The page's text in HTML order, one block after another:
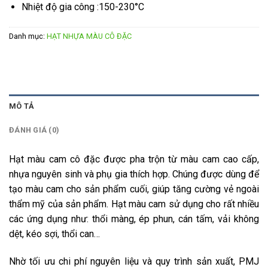
Nhiệt độ gia công :150-230°C
Danh mục: HẠT NHỰA MÀU CÔ ĐẶC
MÔ TẢ
ĐÁNH GIÁ (0)
Hạt màu cam cô đặc được pha trộn từ màu cam cao cấp,
nhựa nguyên sinh và phụ gia thích hợp. Chúng được dùng để
tạo màu cam cho sản phẩm cuối, giúp tăng cường vẻ ngoài
thẩm mỹ của sản phẩm. Hạt màu cam sử dụng cho rất nhiều
các ứng dụng như: thổi màng, ép phun, cán tấm, vải không
dệt, kéo sợi, thổi can…
Nhờ tối ưu chi phí nguyên liệu và quy trình sản xuất, PMJ